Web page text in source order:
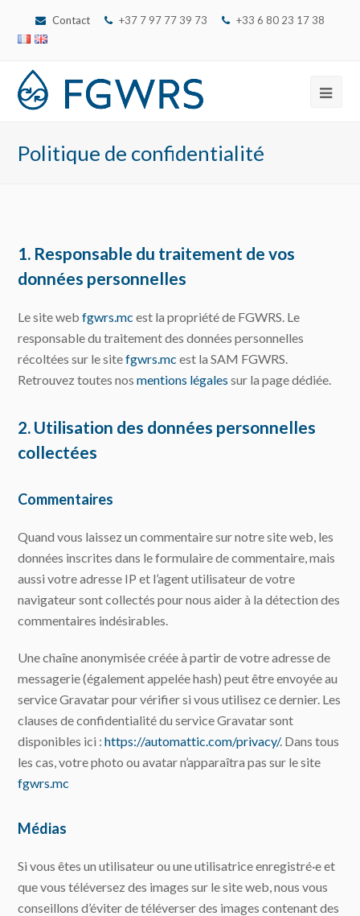
Contact +37 7 97 77 39 73 ‭+33 6 80 23 17 38‬
Politique de confidentialité
1. Responsable du traitement de vos
données personnelles
Le site webfgwrs.mc est la propriété de FGWRS. Le
responsable du traitement des données personnelles
récoltées sur le sitefgwrs.mc est la SAM FGWRS.
Retrouvez toutes nosmentions légales sur la page dédiée.
2. Utilisation des données personnelles
collectées
Commentaires
Quand vous laissez un commentaire sur notre site web, les
données inscrites dans le formulaire de commentaire, mais
aussi votre adresse IP et l’agent utilisateur de votre
navigateur sont collectés pour nous aider à la détection des
commentaires indésirables.
Une chaîne anonymisée créée à partir de votre adresse de
messagerie (également appelée hash) peut être envoyée au
service Gravatar pour vérifier si vous utilisez ce dernier. Les
clauses de confidentialité du service Gravatar sont
disponibles ici :https://automattic.com/privacy/. Dans tous
les cas, votre photo ou avatar n’apparaîtra pas sur le site
fgwrs.mc
Médias
Si vous êtes un utilisateur ou une utilisatrice enregistré·e et
que vous téléversez des images sur le site web, nous vous
conseillons d’éviter de téléverser des images contenant des